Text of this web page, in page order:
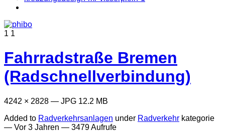
1 1
Fahrradstraße Bremen
(Radschnellverbindung)
4242 × 2828 — JPG 12.2 MB
Added to Radverkehrsanlagen under Radverkehr kategorie
— Vor 3 Jahren — 3479 Aufrufe